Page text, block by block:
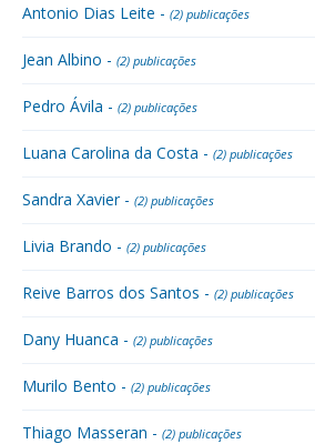
Antonio Dias Leite - (2) publicações
Jean Albino - (2) publicações
Pedro Ávila - (2) publicações
Luana Carolina da Costa - (2) publicações
Sandra Xavier - (2) publicações
Livia Brando - (2) publicações
Reive Barros dos Santos - (2) publicações
Dany Huanca - (2) publicações
Murilo Bento - (2) publicações
Thiago Masseran - (2) publicações